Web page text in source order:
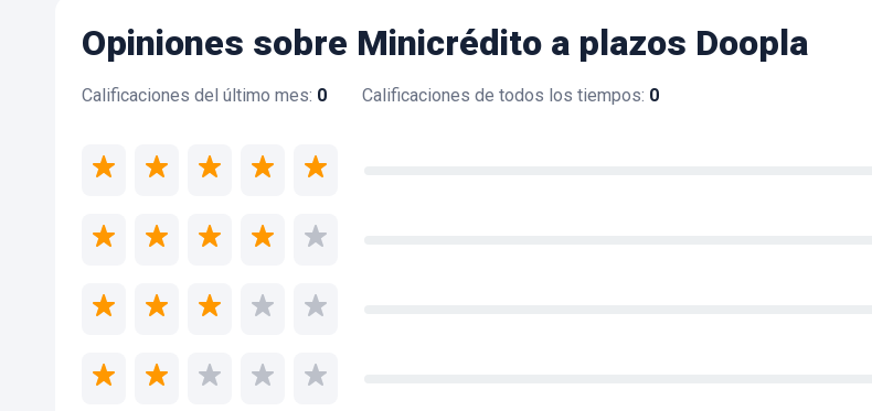
Opiniones sobre Minicrédito a plazos Doopla
Calificaciones del último mes: 0 Calificaciones de todos los tiempos: 0